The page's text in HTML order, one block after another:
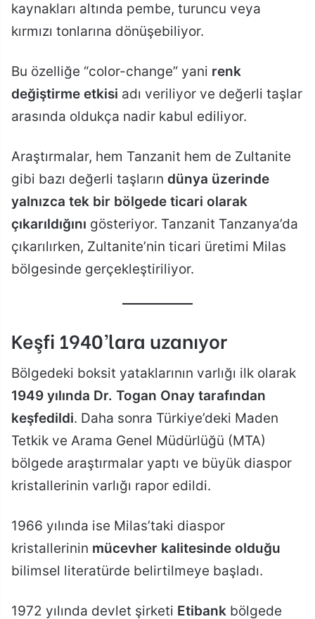
kaynakları altında pembe, turuncu veya
kırmızı tonlarına dönüşebiliyor.
Bu özelliğe “color-change” yani renk
değiştirme etkisi adı veriliyor ve değerli taşlar
arasında oldukça nadir kabul ediliyor.
Araştırmalar, hem Tanzanit hem de Zultanite
gibi bazı değerli taşların dünya üzerinde
yalnızca tek bir bölgede ticari olarak
çıkarıldığını gösteriyor. Tanzanit Tanzanya’da
çıkarılırken, Zultanite’nin ticari üretimi Milas
bölgesinde gerçekleştiriliyor.
Keşfi 1940’lara uzanıyor
Bölgedeki boksit yataklarının varlığı ilk olarak
1949 yılında Dr. Togan Onay tarafından
keşfedildi. Daha sonra Türkiye’deki Maden
Tetkik ve Arama Genel Müdürlüğü (MTA)
bölgede araştırmalar yaptı ve büyük diaspor
kristallerinin varlığı rapor edildi.
1966 yılında ise Milas’taki diaspor
kristallerinin mücevher kalitesinde olduğu
bilimsel literatürde belirtilmeye başladı.
1972 yılında devlet şirketi Etibank bölgede